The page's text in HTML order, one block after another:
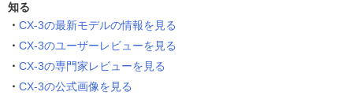
知る
CX-3の最新モデルの情報を見る
CX-3のユーザーレビューを見る
CX-3の専門家レビューを見る
CX-3の公式画像を見る